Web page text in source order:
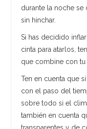
durante la noche se
sin hinchar.
Si has decidido
cinta para atarlos,
que combine con tu
Ten en cuenta que
con el paso del
sobre todo si el
también en cuenta